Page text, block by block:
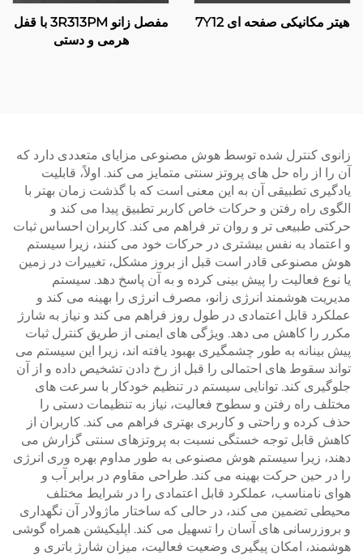
هیتر مکانیکی صفحه ای 7Y12
مفصل زانو 3R313PM با قفل
هرمی و دستی
زانوی کنترل شده توسط هوش مصنوعی مزایای متعددی دارد که
آن را از راه حل های پروتز سنتی متمایز می کند. اولاً، قابلیت
یادگیری تطبیقی آن به این معنی است که با گذشت زمان بهتر با
الگوی راه رفتن و حرکات خاص کاربر تطبیق پیدا می کند و
حرکتی طبیعی تر و روان تر فراهم می کند. کاربران احساس ثبات
و اعتماد به نفس بیشتری در حرکات خود می کنند، زیرا سیستم
هوش مصنوعی قادر است قبل از بروز مشکل، تغییرات در زمین
یا نوع فعالیت را پیش بینی کرده و به آن پاسخ دهد. سیستم
مدیریت هوشمند انرژی زانو، مصرف انرژی را بهینه می کند و
عملکرد قابل اعتمادی در طول روز فراهم می کند و نیاز به شارژ
مکرر را کاهش می دهد. ویژگی های ایمنی از طریق کنترل ثبات
پیش بینانه به طور چشمگیری بهبود یافته اند، زیرا این سیستم می
تواند سقوط های احتمالی را قبل از رخ دادن تشخیص داده و از آن
جلوگیری کند. توانایی سیستم در تنظیم خودکار با سرعت های
مختلف راه رفتن و سطوح فعالیت، نیاز به تنظیمات دستی را
حذف کرده و راحتی و کاربری بهتری فراهم می کند. کاربران از
کاهش قابل توجه خستگی نسبت به پروتزهای سنتی گزارش می
دهند، زیرا سیستم هوش مصنوعی به طور مداوم بهره وری انرژی
را در حین حرکت بهینه می کند. طراحی مقاوم در برابر آب و
هوای نامناسب، عملکرد قابل اعتمادی را در شرایط مختلف
محیطی تضمین می کند، در حالی که ساختار ماژولار آن نگهداری
و بروزرسانی های آسان را تسهیل می کند. اپلیکیشن همراه گوشی
هوشمند، امکان پیگیری وضعیت فعالیت، میزان شارژ باتری و